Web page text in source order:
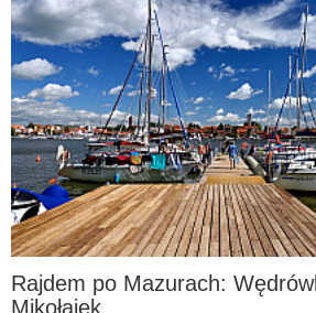
Rajdem po Mazurach:
Mikołajek